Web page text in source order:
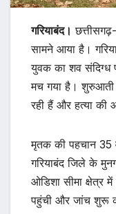
गरियाबंद।
सामने आया है।
युवक का शव संदिग्ध
मच गया है। शुरुआती
रही हैं और हत्या की
मृतक की पहचान 35
गरियाबंद जिले के
ओडिशा सीमा क्षेत्र
पहुंची और जांच शुरू